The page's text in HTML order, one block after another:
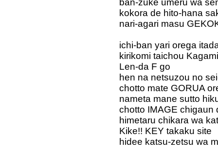
ban-zuke umeru wa
kokora de hito-hana
nari-agari masu
ichi-ban yari orega
kirikomi taichou
Len-da F go
hen na netsuzou no
chotto mate GORUA
nameta mane sutto
chotto IMAGE chigaun
himetaru chikara wa
Kike!! KEY takaku site
hidee katsu-zetsu wa